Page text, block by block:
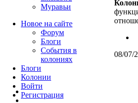
08/07/
Муравьи
Новое на сайте
Форум
Блоги
События в
колониях
Блоги
Колонии
Войти
Peгиcтpaция